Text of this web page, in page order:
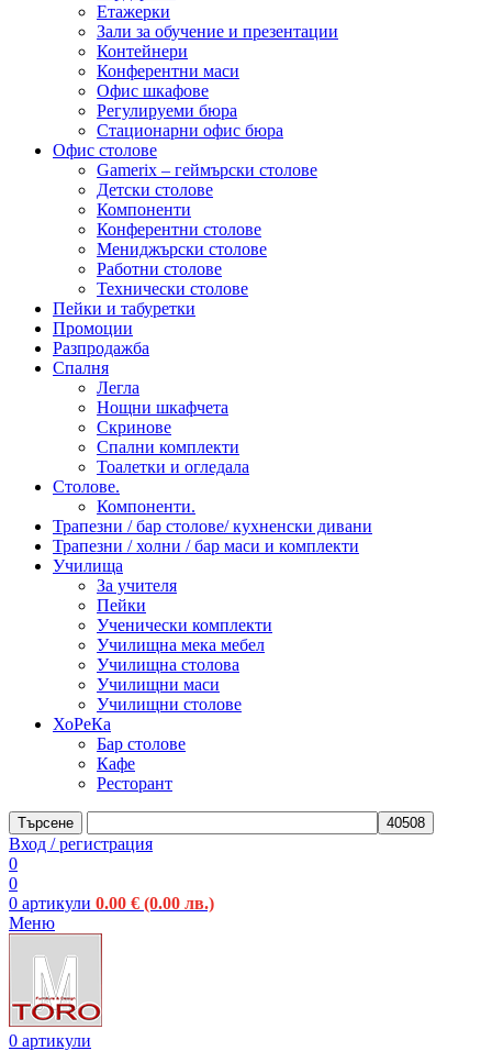
Етажерки
Зали за обучение и презентации
Контейнери
Конферентни маси
Офис шкафове
Регулируеми бюра
Стационарни офис бюра
Офис столове
Gamerix – геймърски столове
Детски столове
Компоненти
Конферентни столове
Мениджърски столове
Работни столове
Технически столове
Пейки и табуретки
Промоции
Разпродажба
Спалня
Легла
Нощни шкафчета
Скринове
Спални комплекти
Тоалетки и огледала
Столове.
Компоненти.
Трапезни / бар столове/ кухненски дивани
Трапезни / холни / бар маси и комплекти
Училища
За учителя
Пейки
Ученически комплекти
Училищна мека мебел
Училищна столова
Училищни маси
Училищни столове
ХоРеКа
Бар столове
Кафе
Ресторант
Търсене
Вход / регистрация
0
0
0 артикули 0.00 € (0.00 лв.)
Меню
0 артикули